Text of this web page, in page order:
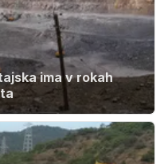
ima v rokah